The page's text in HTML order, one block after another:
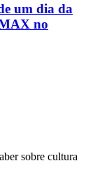
um dia da
no
sobre cultura